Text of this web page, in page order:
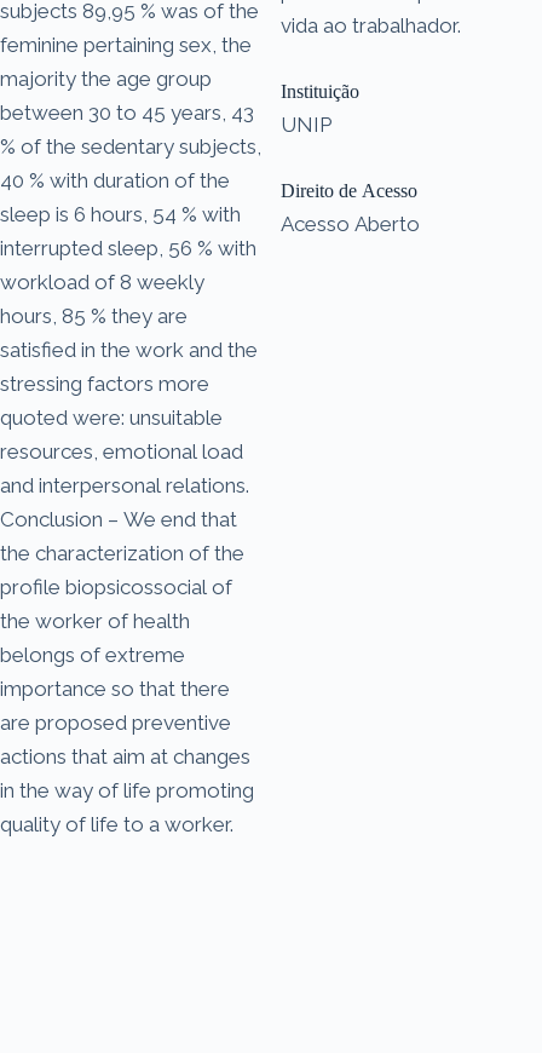
subjects 89,95 % was of the
feminine pertaining sex, the
majority the age group
between 30 to 45 years, 43
% of the sedentary subjects,
40 % with duration of the
sleep is 6 hours, 54 % with
interrupted sleep, 56 % with
workload of 8 weekly
hours, 85 % they are
satisfied in the work and the
stressing factors more
quoted were: unsuitable
resources, emotional load
and interpersonal relations.
Conclusion – We end that
the characterization of the
profile biopsicossocial of
the worker of health
belongs of extreme
importance so that there
are proposed preventive
actions that aim at changes
in the way of life promoting
quality of life to a worker.
vida ao trabalhador.
Instituição
UNIP
Direito de Acesso
Acesso Aberto